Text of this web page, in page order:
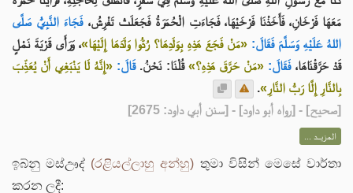
مَعَهَا فَرْخَانِ، فَأَخَذْنَا فَرْخَيْهَا، فَجَاءَتِ الْحُمَرَةُ فَجَعَلَتْ تَفْرِشُ، فَجَاءَ النَّبِيُّ صَلَّى
اللهُ عَلَيْهِ وَسَلَّمَ فَقَالَ: «مَنْ فَجَعَ هَذِهِ بِوَلَدِهَا؟ رُدُّوا وَلَدَهَا إِلَيْهَا»، وَرَأَى قَرْيَةَ نَمْلٍ
قَدْ حَرَّقْنَاهَا، فَقَالَ: «مَنْ حَرَّقَ هَذِهِ؟» قُلْنَا: نَحْنُ. قَالَ: «إِنَّهُ لَا يَنْبَغِي أَنْ يُعَذِّبَ
بِالنَّارِ إِلَّا رَبُّ النَّارِ».
[صحيح] - [رواه أبو داود] - [سنن أبي داود: 2675]
المزيــد ...
ඉබ්නු මස්ඌද් (රළියල්ලාහු අන්හු) තුමා විසින් මෙසේ වාර්තා
කරන ලදී: